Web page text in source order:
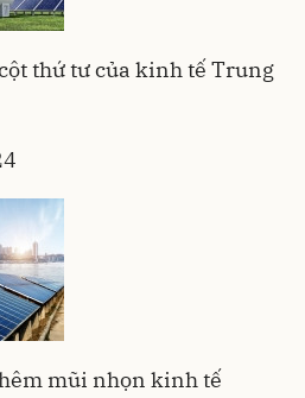
thứ tư của kinh tế Trung
mũi nhọn kinh tế